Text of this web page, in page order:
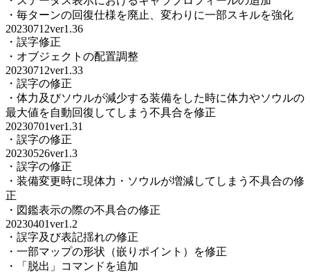
・毎ターンの回復仕様を廃止、変わりに一部スキルを強化
20230712ver1.36
・誤字修正
・オブジェクトの配置調整
20230712ver1.33
・誤字の修正
・体力及びソウルが減少する装備をした時に体力やソウルの
最大値を自動回復してしまう不具合を修正
20230701ver1.31
・誤字の修正
20230526ver1.3
・誤字の修正
・装備変更時に現体力・ソウルが増減してしまう不具合の修
正
・図鑑表示の際の不具合の修正
20230401ver1.2
・誤字及び表記揺れの修正
・一部マップの形状（嵌りポイント）を修正
・「脱出」コマンドを追加